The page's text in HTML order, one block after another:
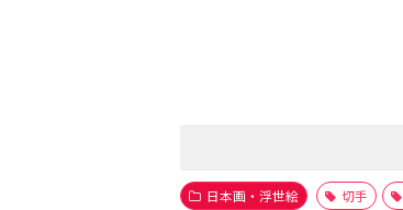
日本画・浮世絵 切手